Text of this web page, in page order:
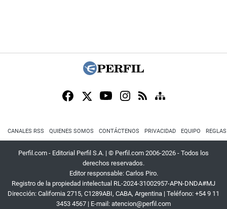
CANALES RSS QUIENES SOMOS CONTÁCTENOS PRIVACIDAD EQUIPO
Perfil.com - Editorial Perfil S.A. | © Perfil.com 2006-2026 - Todos los
derechos reservados.
Editor responsable: Carlos Piro.
Registro de la propiedad intelectual RL-2024-31002957-APN-DNDA#MJ
Dirección: California 2715, C1289ABI, CABA, Argentina | Teléfono: +54 9 11
3453 4567 | E-mail: atencion@perfil.com